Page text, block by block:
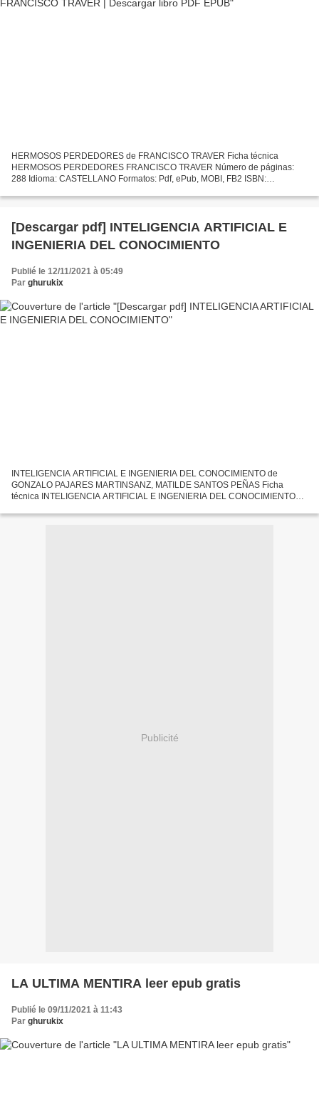
HERMOSOS PERDEDORES de FRANCISCO TRAVER Ficha técnica
HERMOSOS PERDEDORES FRANCISCO TRAVER Número de páginas:
288 Idioma: CASTELLANO Formatos: Pdf, ePub, MOBI, FB2 ISBN:
gratis Descargar...
[Descargar pdf] INTELIGENCIA ARTIFICIAL E
INGENIERIA DEL CONOCIMIENTO
Publié le 12/11/2021 à 05:49
Par ghurukix
INTELIGENCIA ARTIFICIAL E INGENIERIA DEL CONOCIMIENTO de
GONZALO PAJARES MARTINSANZ, MATILDE SANTOS PEÑAS Ficha
técnica INTELIGENCIA ARTIFICIAL E INGENIERIA DEL CONOCIMIENTO
páginas: 384 Idioma:...
Publicité
LA ULTIMA MENTIRA leer epub gratis
Publié le 09/11/2021 à 11:43
Par ghurukix